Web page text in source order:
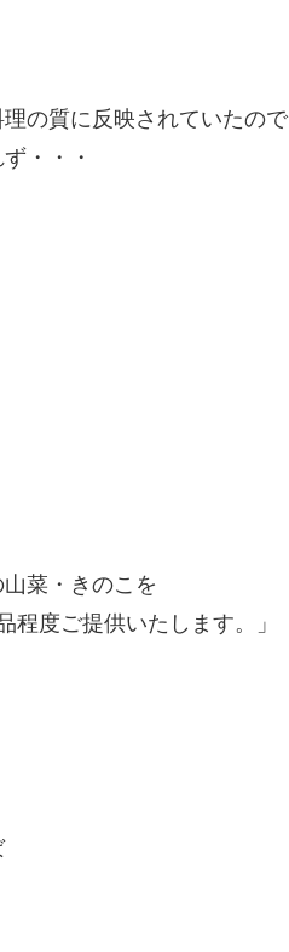
の質に反映されていたので
・・・
菜・きのこを
度ご提供いたします。」